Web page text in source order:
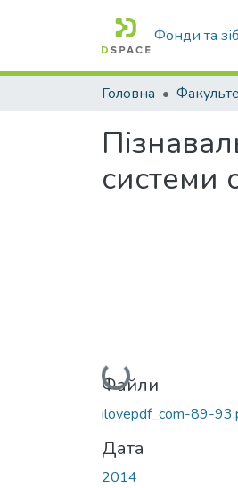
Фонди та
Головна
системи
Вантажиться...
Файли
ilovepdf_com-89-
Дата
2014